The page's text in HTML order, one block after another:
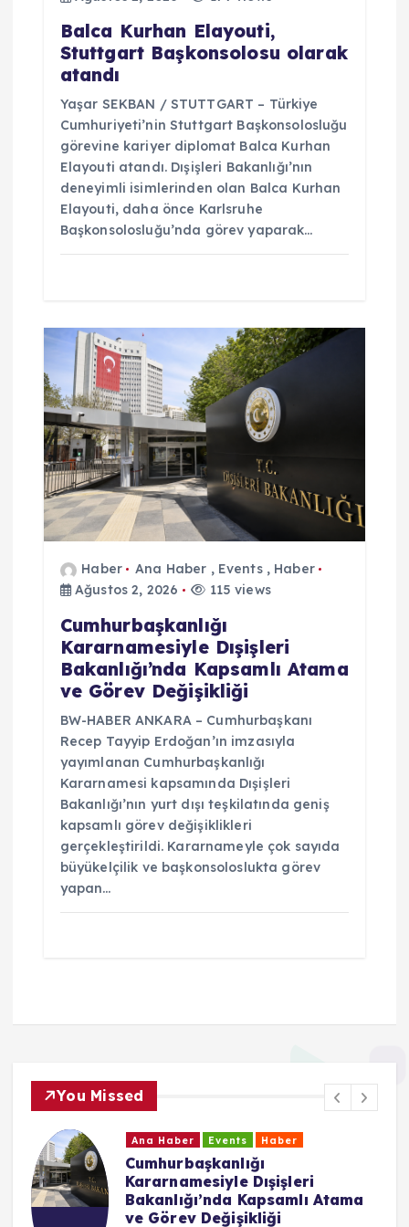
Balca Kurhan Elayouti,
Stuttgart Başkonsolosu olarak
atandı
Yaşar SEKBAN / STUTTGART – Türkiye
Cumhuriyeti’nin Stuttgart Başkonsolosluğu
görevine kariyer diplomat Balca Kurhan
Elayouti atandı. Dışişleri Bakanlığı’nın
deneyimli isimlerinden olan Balca Kurhan
Elayouti, daha önce Karlsruhe
Başkonsolosluğu’nda görev yaparak…
Haber Ana Haber , Events, Haber
Ağustos 2, 2026
115 views
Cumhurbaşkanlığı
Kararnamesiyle Dışişleri
Bakanlığı’nda Kapsamlı Atama
ve Görev Değişikliği
BW-HABER ANKARA – Cumhurbaşkanı
Recep Tayyip Erdoğan’ın imzasıyla
yayımlanan Cumhurbaşkanlığı
Kararnamesi kapsamında Dışişleri
Bakanlığı’nın yurt dışı teşkilatında geniş
kapsamlı görev değişiklikleri
gerçekleştirildi. Kararnameyle çok sayıda
büyükelçilik ve başkonsoloslukta görev
yapan…
You Missed
Ana Haber Events Haber
Cumhurbaşkanlığı
Kararnamesiyle Dışişleri
Bakanlığı’nda Kapsamlı Atama
ve Görev Değişikliği